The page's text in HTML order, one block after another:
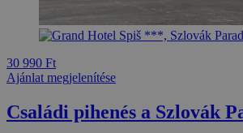
30 990 Ft
Ajánlat megjelenítése
Családi pihenés a Szlovák